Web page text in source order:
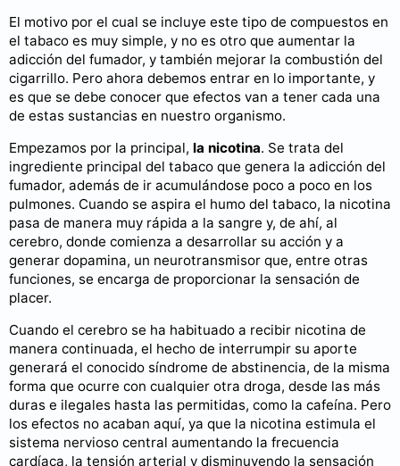
El motivo por el cual se incluye este tipo de compuestos en
el tabaco es muy simple, y no es otro que aumentar la
adicción del fumador, y también mejorar la combustión del
cigarrillo. Pero ahora debemos entrar en lo importante, y
es que se debe conocer que efectos van a tener cada una
de estas sustancias en nuestro organismo.
Empezamos por la principal, la nicotina. Se trata del
ingrediente principal del tabaco que genera la adicción del
fumador, además de ir acumulándose poco a poco en los
pulmones. Cuando se aspira el humo del tabaco, la nicotina
pasa de manera muy rápida a la sangre y, de ahí, al
cerebro, donde comienza a desarrollar su acción y a
generar dopamina, un neurotransmisor que, entre otras
funciones, se encarga de proporcionar la sensación de
placer.
Cuando el cerebro se ha habituado a recibir nicotina de
manera continuada, el hecho de interrumpir su aporte
generará el conocido síndrome de abstinencia, de la misma
forma que ocurre con cualquier otra droga, desde las más
duras e ilegales hasta las permitidas, como la cafeína. Pero
los efectos no acaban aquí, ya que la nicotina estimula el
sistema nervioso central aumentando la frecuencia
cardíaca, la tensión arterial y disminuyendo la sensación